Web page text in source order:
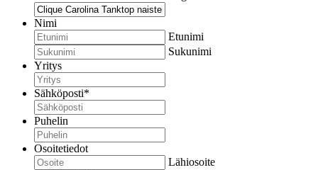
Nimi
Etunimi
Sukunimi
Yritys
Sähköposti*
Puhelin
Osoitetiedot
Lähiosoite